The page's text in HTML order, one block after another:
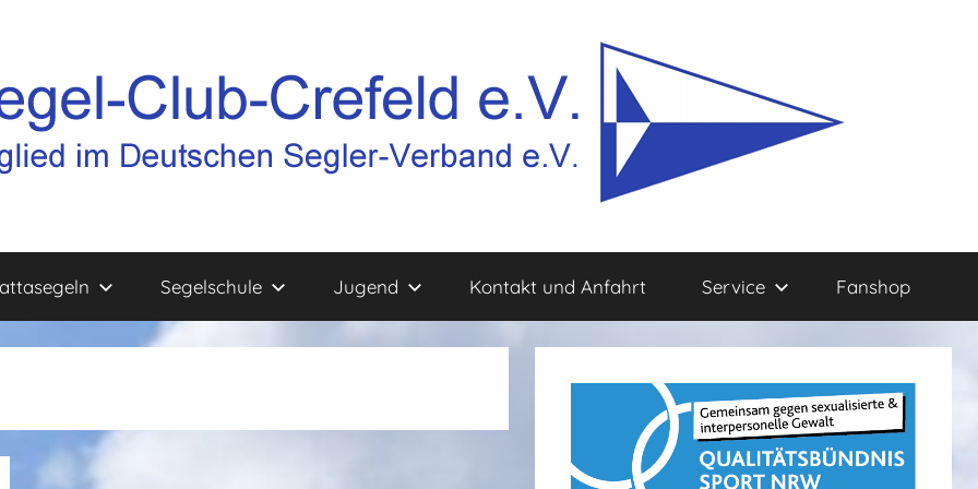
Segelschule Jugend Kontakt und Anfahrt Service Fanshop